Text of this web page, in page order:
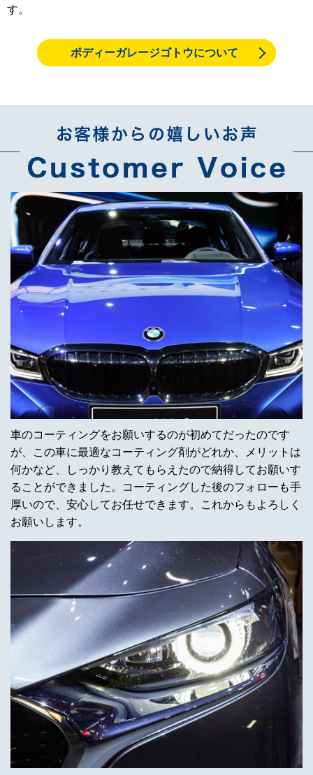
す。
ボディーガレージゴトウについて
車のコーティングをお願いするのが初めてだったのです
が、この車に最適なコーティング剤がどれか、メリットは
何かなど、しっかり教えてもらえたので納得してお願いす
ることができました。コーティングした後のフォローも手
厚いので、安心してお任せできます。これからもよろしく
お願いします。